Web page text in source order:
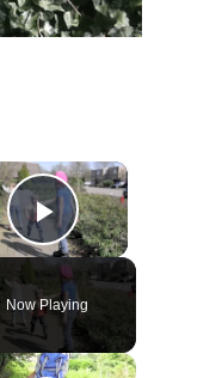
×
Play Video
Now Playing